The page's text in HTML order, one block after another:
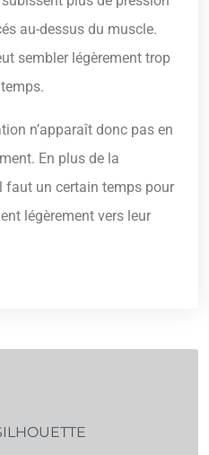
au-dessus du muscle.
sembler légèrement trop
n’apparaît donc pas en
En plus de la
un certain temps pour
légèrement vers leur